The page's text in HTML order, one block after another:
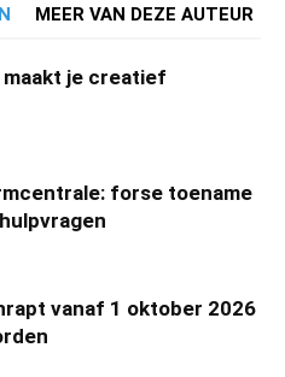
MEER VAN DEZE AUTEUR
maakt je creatief
forse toename
vanaf 1 oktober 2026